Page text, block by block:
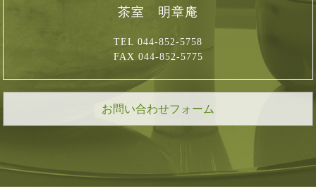
茶室 明章庵
TEL 044-852-5758
FAX 044-852-5775
お問い合わせフォーム